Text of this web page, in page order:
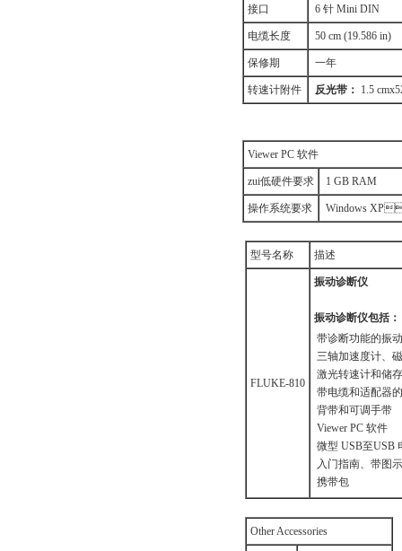
接口 6 针 Mini DIN
电缆长度 50 cm (19.586 in)
保修期 一年
转速计附件 反光带： 1.5
Viewer PC 软件
zui低硬件要求 1 GB RAM
操作系统要求 Windows
型号名称 描述
FLUKE-810
振动诊断仪
振动诊断仪包括：
带诊断功能的振
三轴加速度计
激光转速计和储
带电缆和适配器
背带和可调手带
Viewer PC 软件
微型 USB至USB
入门指南、带
携带包
Other Accessories